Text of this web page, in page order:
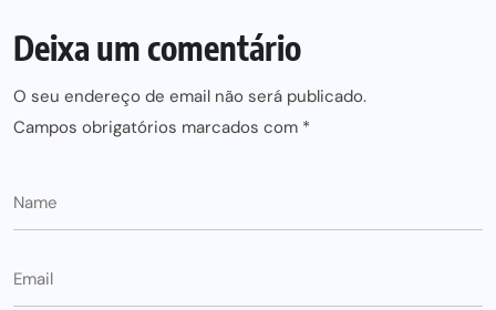
Deixa um comentário
O seu endereço de email não será publicado.
Campos obrigatórios marcados com *